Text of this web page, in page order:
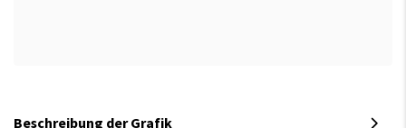
Beschreibung der Grafik